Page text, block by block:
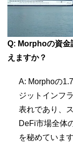
Q: Morphoの資金
えますか？
A: Morphoの
ジットインフ
表れであり、
DeFi市場全体
を秘めていま